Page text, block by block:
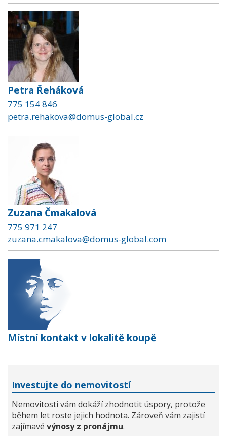
Petra Řeháková
775 154 846
petra.rehakova@domus-global.cz
Zuzana Čmakalová
775 971 247
zuzana.cmakalova@domus-global.com
Místní kontakt v lokalitě koupě
Investujte do nemovitostí
Nemovitosti vám dokáží zhodnotit úspory, protože
během let roste jejich hodnota. Zároveň vám zajistí
zajímavé výnosy z pronájmu.